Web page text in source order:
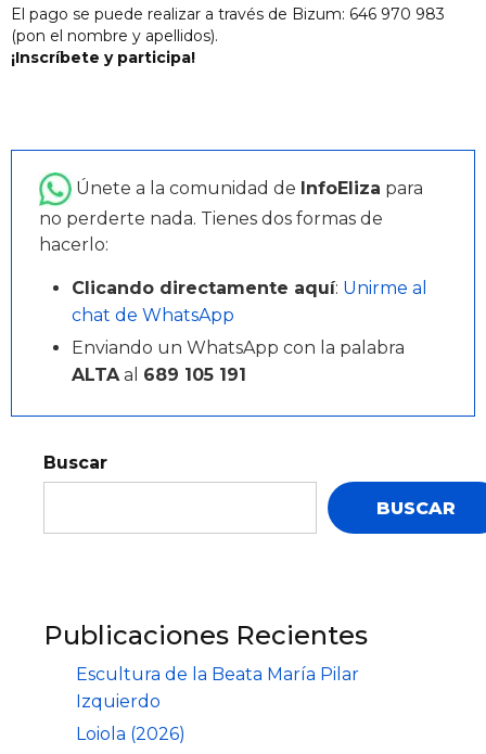
El pago se puede realizar a través de Bizum: 646 970 983
(pon el nombre y apellidos).
¡Inscríbete y participa!
Únete a la comunidad de InfoEliza para
no perderte nada. Tienes dos formas de
hacerlo:
Clicando directamente aquí: Unirme al
chat de WhatsApp
Enviando un WhatsApp con la palabra
ALTAal 689 105 191
Buscar
BUSCAR
Publicaciones Recientes
Escultura de la Beata María Pilar
Izquierdo
Loiola (2026)